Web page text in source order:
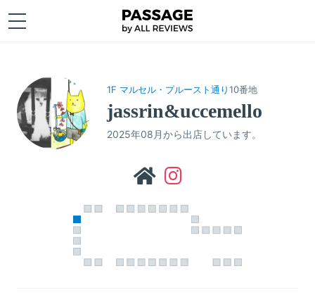
1F マルセル・プルースト通り10番地
jassrin&uccemello
2025年08月から出店しています。